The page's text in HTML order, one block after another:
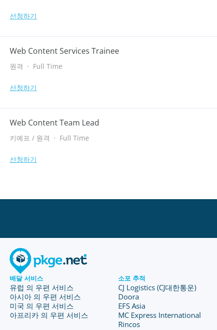
선청하기
Web Content Services Trainee
원격 · Full Time
선청하기
Web Content Team Lead
키예프 / 원격 · Full Time
선청하기
배달 서비스
유럽 의 우편 서비스
아시아 의 우편 서비스
미국 의 우편 서비스
아프리카 의 우편 서비스
소포 추적
CJ Logistics (CJ대한통운)
Doora
EFS Asia
MC Express International
Rincos